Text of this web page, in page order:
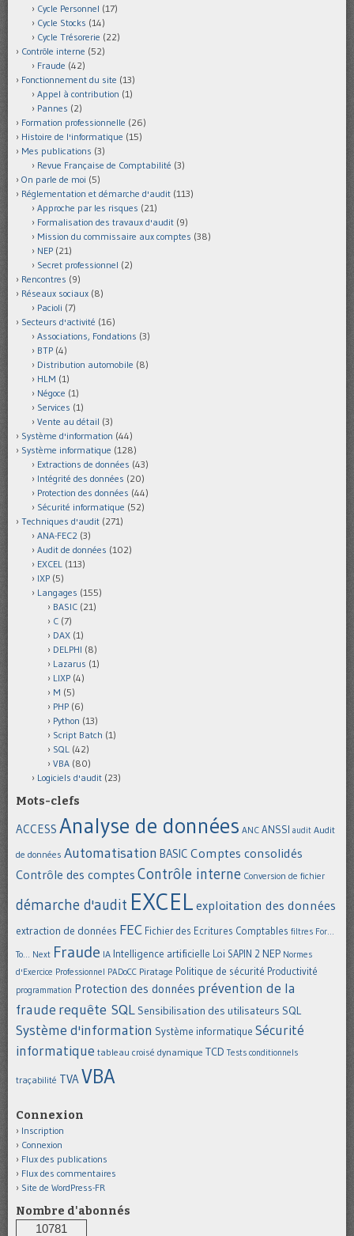
Cycle Personnel (17)
Cycle Stocks (14)
Cycle Trésorerie (22)
Contrôle interne (52)
Fraude (42)
Fonctionnement du site (13)
Appel à contribution (1)
Pannes (2)
Formation professionnelle (26)
Histoire de l'informatique (15)
Mes publications (3)
Revue Française de Comptabilité (3)
On parle de moi (5)
Réglementation et démarche d'audit (113)
Approche par les risques (21)
Formalisation des travaux d'audit (9)
Mission du commissaire aux comptes (38)
NEP (21)
Secret professionnel (2)
Rencontres (9)
Réseaux sociaux (8)
Pacioli (7)
Secteurs d'activité (16)
Associations, Fondations (3)
BTP (4)
Distribution automobile (8)
HLM (1)
Négoce (1)
Services (1)
Vente au détail (3)
Système d'information (44)
Système informatique (128)
Extractions de données (43)
Intégrité des données (20)
Protection des données (44)
Sécurité informatique (52)
Techniques d'audit (271)
ANA-FEC2 (3)
Audit de données (102)
EXCEL (113)
IXP (5)
Langages (155)
BASIC (21)
C (7)
DAX (1)
DELPHI (8)
Lazarus (1)
LIXP (4)
M (5)
PHP (6)
Python (13)
Script Batch (1)
SQL (42)
VBA (80)
Logiciels d'audit (23)
Mots-clefs
ACCESS Analyse de données ANC ANSSI audit Audit
de données Automatisation BASIC Comptes consolidés
Contrôle des comptes Contrôle interne Conversion de fichier
démarche d'audit EXCEL exploitation des données
extraction de données FEC Fichier des Ecritures Comptables filtres For...
To... Next Fraude IA Intelligence artificielle Loi SAPIN 2 NEP Normes
d'Exercice Professionnel PADoCC Piratage Politique de sécurité Productivité
programmation Protection des données prévention de la
fraude requête SQL Sensibilisation des utilisateurs SQL
Système d'information Système informatique Sécurité
informatique tableau croisé dynamique TCD Tests conditionnels
traçabilité TVA VBA
Connexion
Inscription
Connexion
Flux des publications
Flux des commentaires
Site de WordPress-FR
Nombre d'abonnés
10781